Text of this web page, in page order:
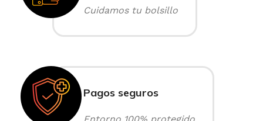
Cuidamos tu bolsillo
Pagos seguros
Entorno 100% protegido